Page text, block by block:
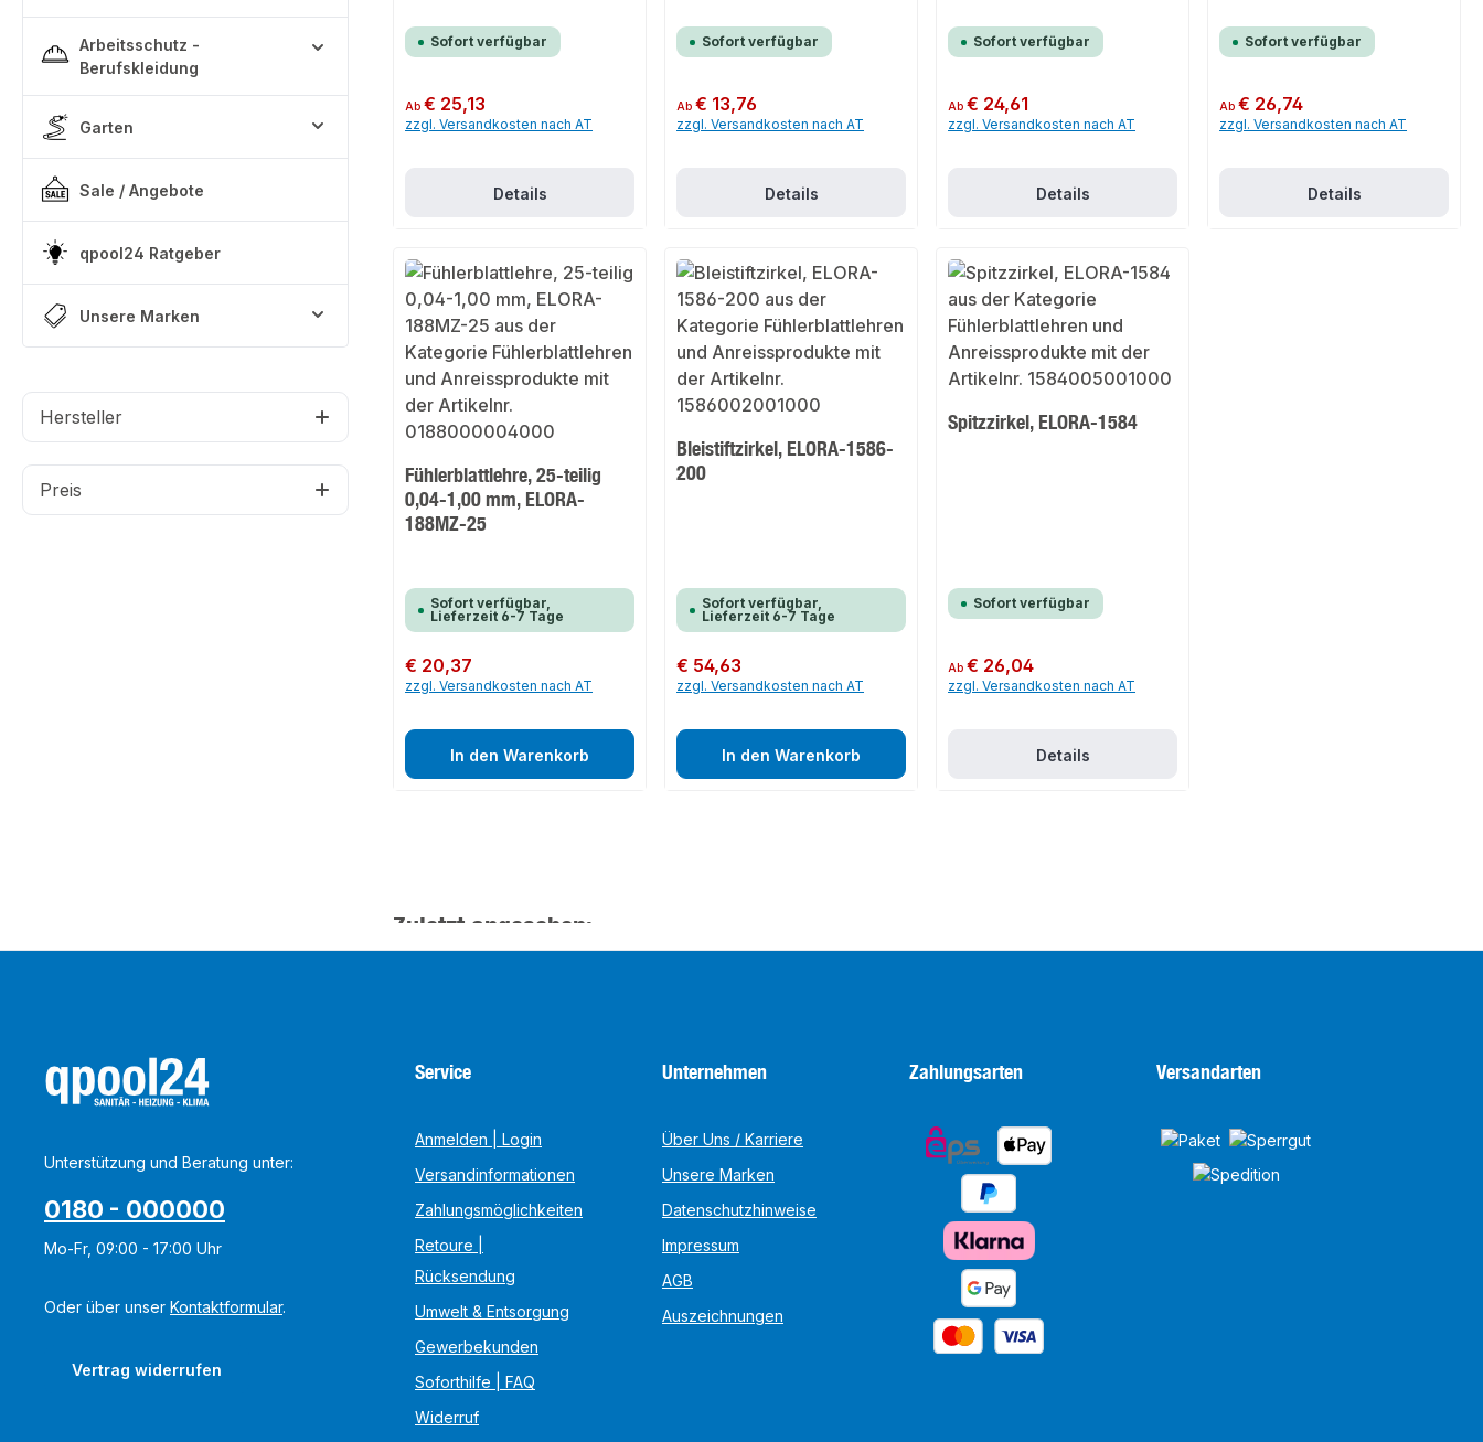
Arbeitsschutz -
Berufskleidung
Garten
Sale / Angebote
qpool24 Ratgeber
Unsere Marken
Hersteller
Preis
Sofort verfügbar
Regulärer Preis:
Ab€ 25,13
zzgl. Versandkosten nach AT
Details
Sofort verfügbar
Regulärer Preis:
Ab€ 13,76
zzgl. Versandkosten nach AT
Details
Sofort verfügbar
Regulärer Preis:
Ab€ 24,61
zzgl. Versandkosten nach AT
Details
Sofort verfügbar
Regulärer Preis:
Ab€ 26,74
zzgl. Versandkosten nach AT
Details
Fühlerblattlehre, 25-teilig
0,04-1,00 mm, ELORA-
188MZ-25
Sofort verfügbar,
Lieferzeit 6-7 Tage
Regulärer Preis:
€ 20,37
zzgl. Versandkosten nach AT
In den Warenkorb
Bleistiftzirkel, ELORA-1586-
200
Sofort verfügbar,
Lieferzeit 6-7 Tage
Regulärer Preis:
€ 54,63
zzgl. Versandkosten nach AT
In den Warenkorb
Spitzzirkel, ELORA-1584
Sofort verfügbar
Regulärer Preis:
Ab€ 26,04
zzgl. Versandkosten nach AT
Details
Zuletzt angesehen:
Unterstützung und Beratung unter:
0180 - 000000
Mo-Fr, 09:00 - 17:00 Uhr
Oder über unser Kontaktformular.
Vertrag widerrufen
Service
Anmelden | Login
Versandinformationen
Zahlungsmöglichkeiten
Retoure |
Rücksendung
Umwelt & Entsorgung
Gewerbekunden
Soforthilfe | FAQ
Widerruf
Unternehmen
Über Uns / Karriere
Unsere Marken
Datenschutzhinweise
Impressum
AGB
Auszeichnungen
Zahlungsarten Versandarten